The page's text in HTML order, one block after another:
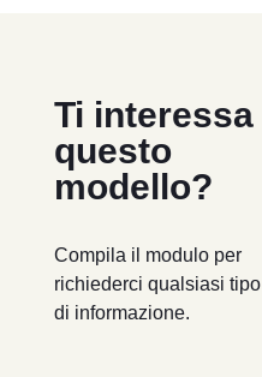
Ti interessa
questo
modello?
Compila il modulo per
richiederci qualsiasi tipo
di informazione.